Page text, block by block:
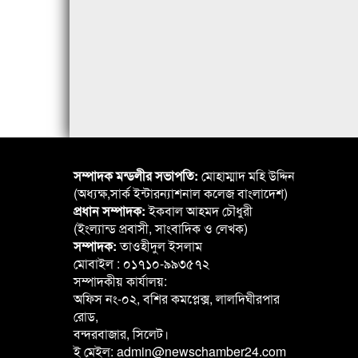
সম্পাদক মন্ডলীর সভাপতি: মোহাম্মাদ মহি উদ্দিন
(অধ্যক্ষ,সার্ক ইন্টারন্যাশনাল কলেজ বাংলাদেশ)
প্রধান সম্পাদক:ইকবাল আহমদ চৌধুরী
(ইংল্যান্ড প্রবাসী, সাংবাদিক ও লেখক)
সম্পাদক:তাওহীদুল ইসলাম
মোবাইল : ০১৭১০-৯৯৩৫৭২
সম্পাদকীয় কার্যালয়:
অফিস নং-০২, বশির কমপ্লেক্স, লালদিঘীরপার
রোড,
বন্দরবাজার, সিলেট।
ই মেইল: admin@newschamber24.com